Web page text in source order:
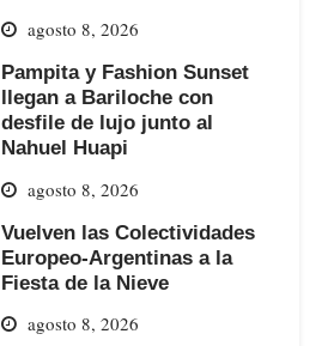
agosto 8, 2026
Pampita y Fashion Sunset
llegan a Bariloche con
desfile de lujo junto al
Nahuel Huapi
agosto 8, 2026
Vuelven las Colectividades
Europeo-Argentinas a la
Fiesta de la Nieve
agosto 8, 2026